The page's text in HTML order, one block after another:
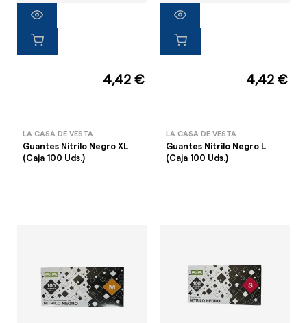
4,42 €
LA CASA DE VESTA
Guantes Nitrilo Negro XL
(Caja 100 Uds.)
4,42 €
LA CASA DE VESTA
Guantes Nitrilo Negro L
(Caja 100 Uds.)